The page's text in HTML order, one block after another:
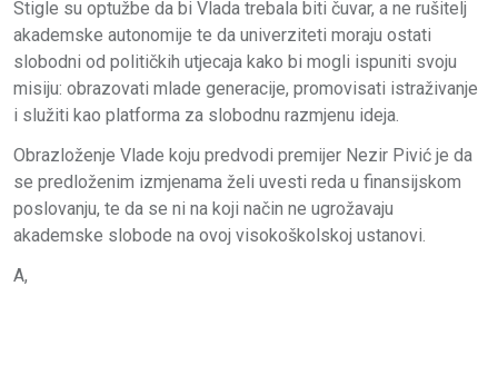
Stigle su optužbe da bi Vlada trebala biti čuvar, a ne rušitelj
akademske autonomije te da univerziteti moraju ostati
slobodni od političkih utjecaja kako bi mogli ispuniti svoju
misiju: obrazovati mlade generacije, promovisati istraživanje
i služiti kao platforma za slobodnu razmjenu ideja.
Obrazloženje Vlade koju predvodi premijer Nezir Pivić je da
se predloženim izmjenama želi uvesti reda u finansijskom
poslovanju, te da se ni na koji način ne ugrožavaju
akademske slobode na ovoj visokoškolskoj ustanovi.
A,